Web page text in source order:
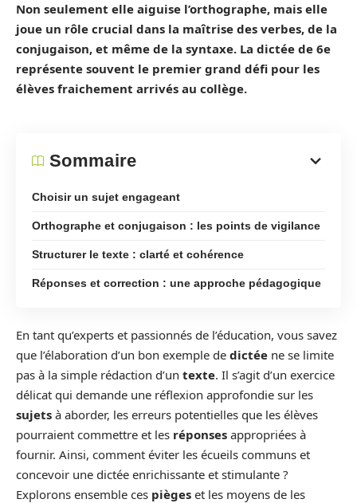
Non seulement elle aiguise l’orthographe, mais elle
joue un rôle crucial dans la maîtrise des verbes, de la
conjugaison, et même de la syntaxe. La dictée de 6e
représente souvent le premier grand défi pour les
élèves fraichement arrivés au collège.
Sommaire
Choisir un sujet engageant
Orthographe et conjugaison : les points de vigilance
Structurer le texte : clarté et cohérence
Réponses et correction : une approche pédagogique
En tant qu’experts et passionnés de l’éducation, vous savez
que l’élaboration d’un bon exemple de dictée ne se limite
pas à la simple rédaction d’un texte. Il s’agit d’un exercice
délicat qui demande une réflexion approfondie sur les
sujets à aborder, les erreurs potentielles que les élèves
pourraient commettre et les réponses appropriées à
fournir. Ainsi, comment éviter les écueils communs et
concevoir une dictée enrichissante et stimulante ?
Explorons ensemble ces pièges et les moyens de les